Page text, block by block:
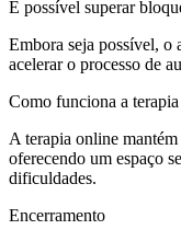
É possível superar
Embora seja possível, o
acelerar o processo de
Como funciona a
A terapia online
oferecendo um espaço
dificuldades.
Encerramento